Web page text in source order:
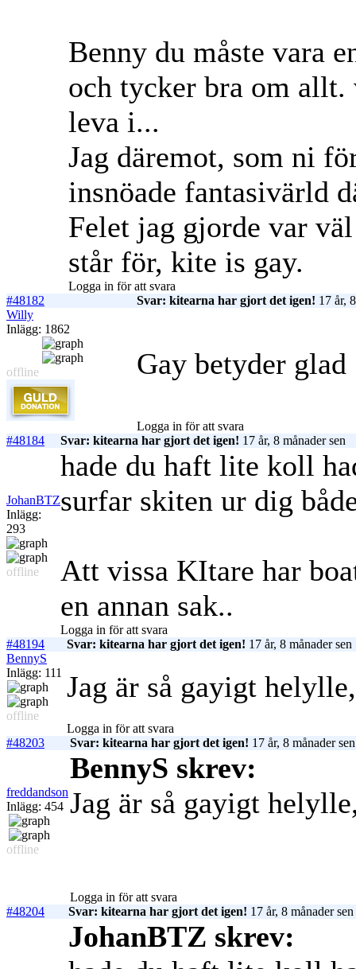
Benny du måste vara
och tycker bra om
leva i...
Jag däremot, som ni
insnöade fantasivärld
Felet jag gjorde var
står för, kite is gay.
Logga in för att svara
#48182
Svar: kitearna har gjort det igen! 17 år,
Willy
Inlägg: 1862
offline Gay betyder glad
Logga in för att svara
#48184
Svar: kitearna har gjort det igen! 17 år, 8 månader sen
JohanBTZ
Inlägg:
293
offline
hade du haft lite koll
surfar skiten ur dig
Att vissa KItare har
en annan sak..
Logga in för att svara
#48194
Svar: kitearna har gjort det igen! 17 år, 8 månader sen
BennyS
Inlägg: 111
offline
Jag är så gayigt
Logga in för att svara
#48203
Svar: kitearna har gjort det igen! 17 år, 8 månader sen
freddandson
Inlägg: 454
offline
BennyS skrev:
Jag är så gayigt
Logga in för att svara
#48204
Svar: kitearna har gjort det igen! 17 år, 8 månader sen
JohanBTZ skrev: